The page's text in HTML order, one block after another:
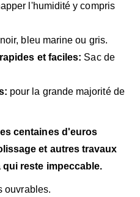
l'humidité y compris
bleu marine ou gris.
et faciles: Sac de
pour la grande majorité de
centaines d'euros
et autres travaux
qui reste impeccable.
ouvrables.